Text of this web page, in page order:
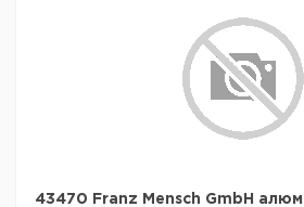
43470 Franz Mensch GmbH